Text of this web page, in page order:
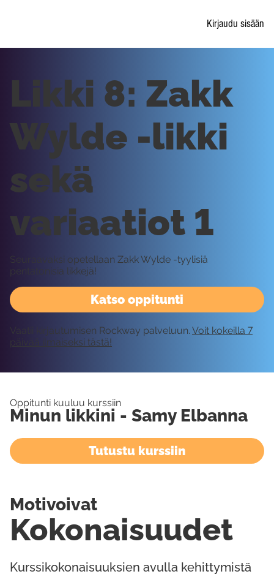
Kirjaudu sisään
Katso oppitunti
Likki 8: Zakk
Wylde -likki
sekä
variaatiot 1
Seuraavaksi opetellaan Zakk Wylde -tyylisiä
pentatonisia likkejä!
Vaatii kirjautumisen Rockway palveluun. Voit kokeilla 7
päivää ilmaiseksi tästä!
Oppitunti kuuluu kurssiin
Minun likkini - Samy Elbanna
Tutustu kurssiin
Kurssikokonaisuuksien avulla kehittymistä
Kokonaisuudet
Motivoivat